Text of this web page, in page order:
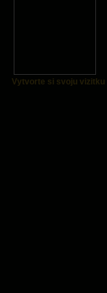
Vytvorte si svoju vizitku